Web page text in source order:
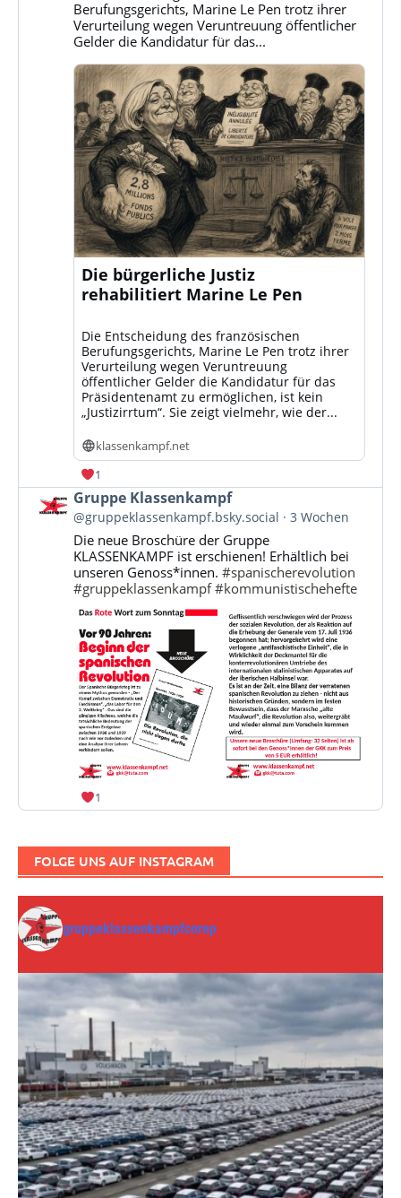
ansehenBerufungsgerichts, Marine Le Pen trotz ihrer
Verurteilung wegen Veruntreuung öffentlicher
Gelder die Kandidatur für das...
Die bürgerliche Justiz
rehabilitiert Marine Le Pen
Die Entscheidung des französischen
Berufungsgerichts, Marine Le Pen trotz ihrer
Verurteilung wegen Veruntreuung
öffentlicher Gelder die Kandidatur für das
Präsidentenamt zu ermöglichen, ist kein
„Justizirrtum“. Sie zeigt vielmehr, wie der...
klassenkampf.net
1
Beitrag
von
Gruppe
Klassenkampf
Bluesky
ansehen
Gruppe Klassenkampf
@gruppeklassenkampf.bsky.social 3 Wochen
Die neue Broschüre der Gruppe
KLASSENKAMPF ist erschienen! Erhältlich bei
unseren Genoss*innen.#spanischerevolution
#gruppeklassenkampf #kommunistischehefte
1
FOLGE UNS AUF INSTAGRAM
gruppeklassenkampfcorep